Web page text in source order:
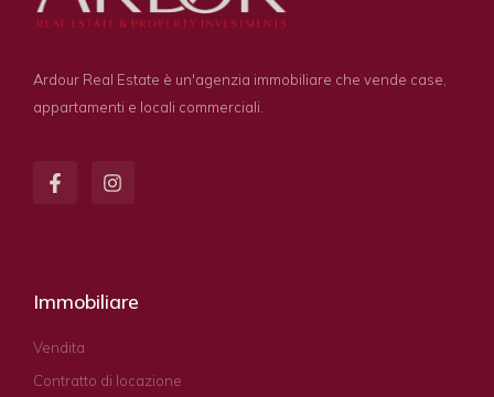
Ardour Real Estate è un'agenzia immobiliare che vende case,
appartamenti e locali commerciali.
Immobiliare
Vendita
Contratto di locazione